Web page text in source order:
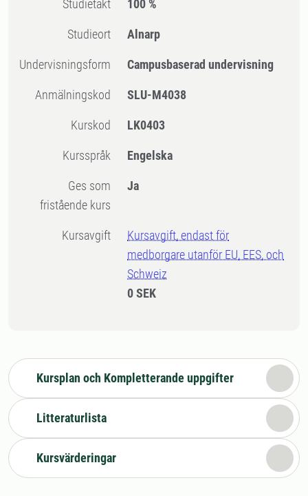
Studietakt 100 %
Studieort Alnarp
Undervisningsform Campusbaserad undervisning
Anmälningskod SLU-M4038
Kurskod LK0403
Kursspråk Engelska
Ges som
fristående kurs
Ja
Kursavgift
Kursavgift, endast för
medborgare utanför EU, EES, och
Schweiz
0 SEK
Kursplan och Kompletterande uppgifter
Litteraturlista
Kursvärderingar